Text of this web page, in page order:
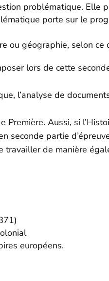
problématique. Elle
porte sur le
ou géographie, selon
lors de cette
l’analyse de
Aussi, si
partie
de manière
européens.